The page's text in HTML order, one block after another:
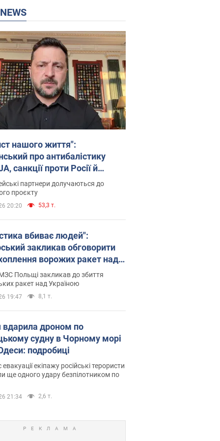
NEWS
нашого життя":
про антибалістику
санкції проти Росії й
аграріїв. Відео
партнери долучаються до
проєкту
20:20 53,3 т.
вбиває людей":
закликав обговорити
ворожих ракет над
Польщі закликав до збиття
ракет над Україною
19:47 8,1 т.
вдарила дроном по
судну в Чорному морі
подробиці
евакуації екіпажу російські терористи
ще одного удару безпілотником по
21:34 2,6 т.